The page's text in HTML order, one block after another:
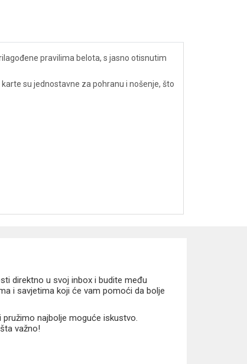
pravilima belota, s jasno otisnutim
su jednostavne za pohranu i nošenje, što
direktno u svoj inbox i budite među
i savjetima koji će vam pomoći da bolje
najbolje moguće iskustvo.
važno!